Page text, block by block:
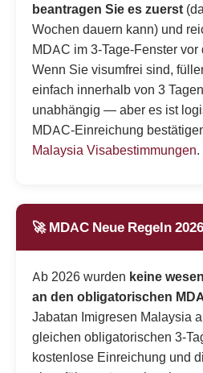
beantragen Sie es zuerst
Wochen dauern kann) und
MDAC im 3-Tage-Fenster
Wenn Sie visumfrei sind,
einfach innerhalb von 3
unabhängig — aber es ist
MDAC-Einreichung
Malaysia Visabestimmungen.
🚀 MDAC Neue Regeln 2026
Ab 2026 wurden keine
an den obligatorischen
Jabatan Imigresen Malaysia
gleichen obligatorischen 3-
kostenlose Einreichung und